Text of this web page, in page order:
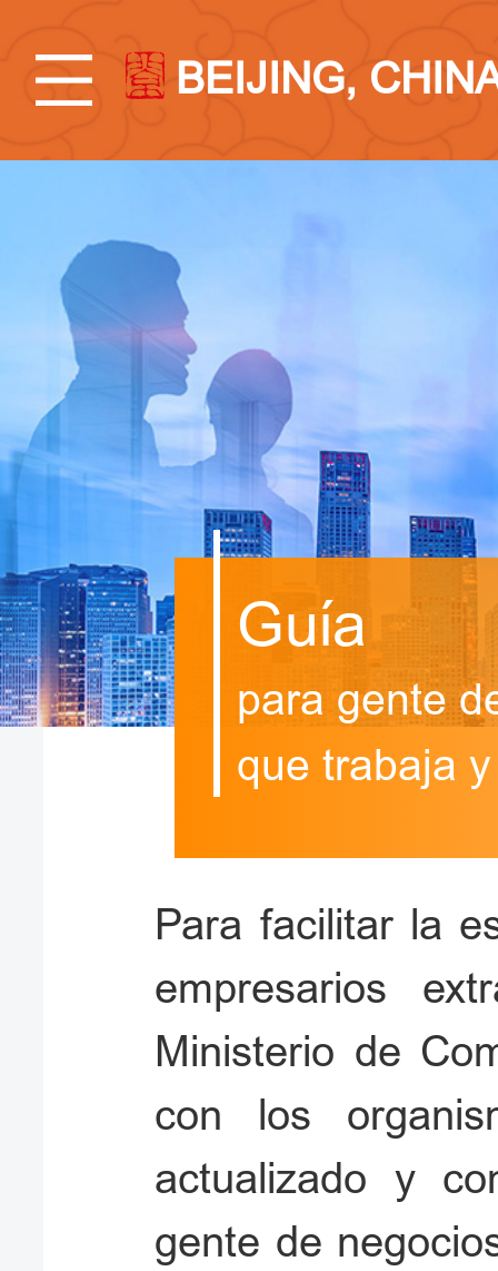
BEIJING,
Guía
para gente
que trabaja
Para facilitar la
empresarios
Ministerio de
con los
actualizado y
gente de